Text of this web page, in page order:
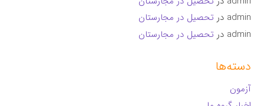
admin در تحصیل در مجارستان
admin در تحصیل در مجارستان
دسته‌ها
آزمون